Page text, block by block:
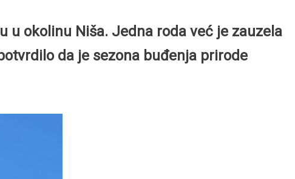
u okolinu Niša. Jedna roda već je zauzela
da je sezona buđenja prirode